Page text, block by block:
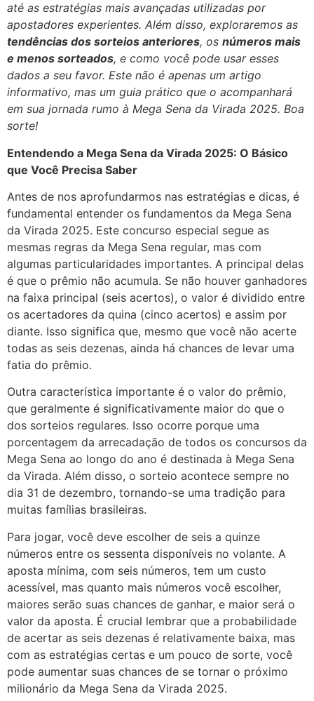
até as estratégias mais avançadas utilizadas por
apostadores experientes. Além disso, exploraremos as
tendências dos sorteios anteriores, os números mais
e menos sorteados, e como você pode usar esses
dados a seu favor. Este não é apenas um artigo
informativo, mas um guia prático que o acompanhará
em sua jornada rumo à Mega Sena da Virada 2025. Boa
sorte!
Entendendo a Mega Sena da Virada 2025: O Básico
que Você Precisa Saber
Antes de nos aprofundarmos nas estratégias e dicas, é
fundamental entender os fundamentos da Mega Sena
da Virada 2025. Este concurso especial segue as
mesmas regras da Mega Sena regular, mas com
algumas particularidades importantes. A principal delas
é que o prêmio não acumula. Se não houver ganhadores
na faixa principal (seis acertos), o valor é dividido entre
os acertadores da quina (cinco acertos) e assim por
diante. Isso significa que, mesmo que você não acerte
todas as seis dezenas, ainda há chances de levar uma
fatia do prêmio.
Outra característica importante é o valor do prêmio,
que geralmente é significativamente maior do que o
dos sorteios regulares. Isso ocorre porque uma
porcentagem da arrecadação de todos os concursos da
Mega Sena ao longo do ano é destinada à Mega Sena
da Virada. Além disso, o sorteio acontece sempre no
dia 31 de dezembro, tornando-se uma tradição para
muitas famílias brasileiras.
Para jogar, você deve escolher de seis a quinze
números entre os sessenta disponíveis no volante. A
aposta mínima, com seis números, tem um custo
acessível, mas quanto mais números você escolher,
maiores serão suas chances de ganhar, e maior será o
valor da aposta. É crucial lembrar que a probabilidade
de acertar as seis dezenas é relativamente baixa, mas
com as estratégias certas e um pouco de sorte, você
pode aumentar suas chances de se tornar o próximo
milionário da Mega Sena da Virada 2025.